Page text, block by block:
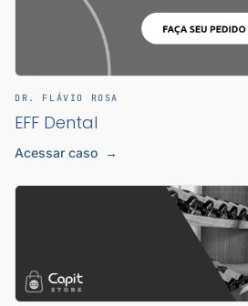
DR. FLÁVIO ROSA
EFF Dental
Acessar caso →